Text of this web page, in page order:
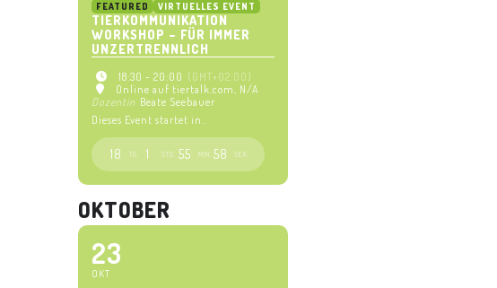
FEATURED VIRTUELLES EVENT
TIERKOMMUNIKATION
WORKSHOP – FÜR IMMER
UNZERTRENNLICH
18:30 - 20:00 (GMT+02:00)
Online auf tiertalk.com , N/A
Dozentin Beate Seebauer
Dieses Event startet in..
18 TG. 1 STD. 55 MIN. 58 SEK.
OKTOBER
23
OKT